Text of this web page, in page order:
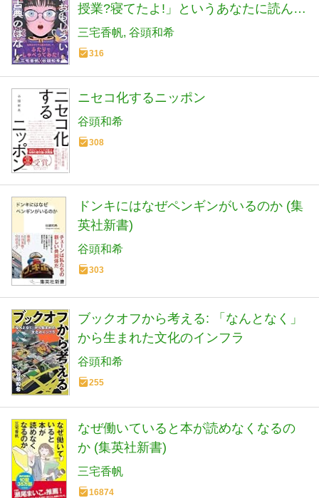
授業?寝てたよ!」というあなたに読んで
ほしい
三宅香帆 谷頭和希
316
ニセコ化するニッポン
谷頭和希
308
ドンキにはなぜペンギンがいるのか (集
英社新書)
谷頭和希
303
ブックオフから考える: 「なんとなく」
から生まれた文化のインフラ
谷頭和希
255
なぜ働いていると本が読めなくなるの
か (集英社新書)
三宅香帆
16874